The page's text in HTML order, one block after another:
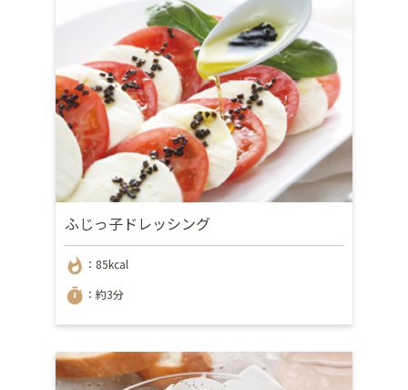
ふじっ子ドレッシング
whatshot ：85kcal
timer ：約3分